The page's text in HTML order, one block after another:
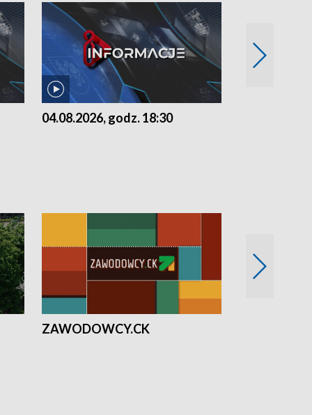
04.08.2026, godz. 18:30
ZAWODOWCY.CK